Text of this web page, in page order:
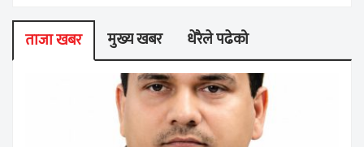
ताजा खबर मुख्य खबर धेरैले पढेको